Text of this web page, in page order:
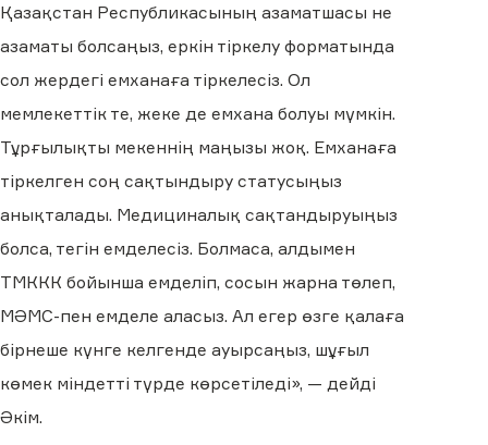
Қазақстан Республикасының азаматшасы не
азаматы болсаңыз, еркін тіркелу форматында
сол жердегі емханаға тіркелесіз. Ол
мемлекеттік те, жеке де емхана болуы мүмкін.
Тұрғылықты мекеннің маңызы жоқ. Емханаға
тіркелген соң сақтындыру статусыңыз
анықталады. Медициналық сақтандыруыңыз
болса, тегін емделесіз. Болмаса, алдымен
ТМККК бойынша емделіп, сосын жарна төлеп,
МӘМС-пен емделе аласыз. Ал егер өзге қалаға
бірнеше күнге келгенде ауырсаңыз, шұғыл
көмек міндетті түрде көрсетіледі», — дейді
Әкім.